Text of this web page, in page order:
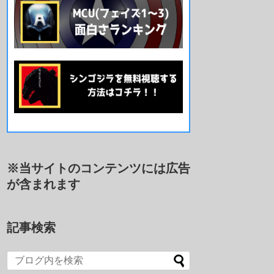
※当サイトのコンテンツには広告
が含まれます
記事検索